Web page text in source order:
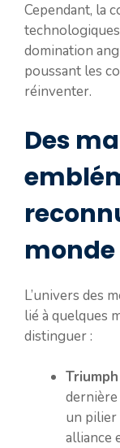
Cependant, la
domination
poussant les
réinventer.
Des
L’univers des
lié à quelques
distinguer :
un pilier
alliance